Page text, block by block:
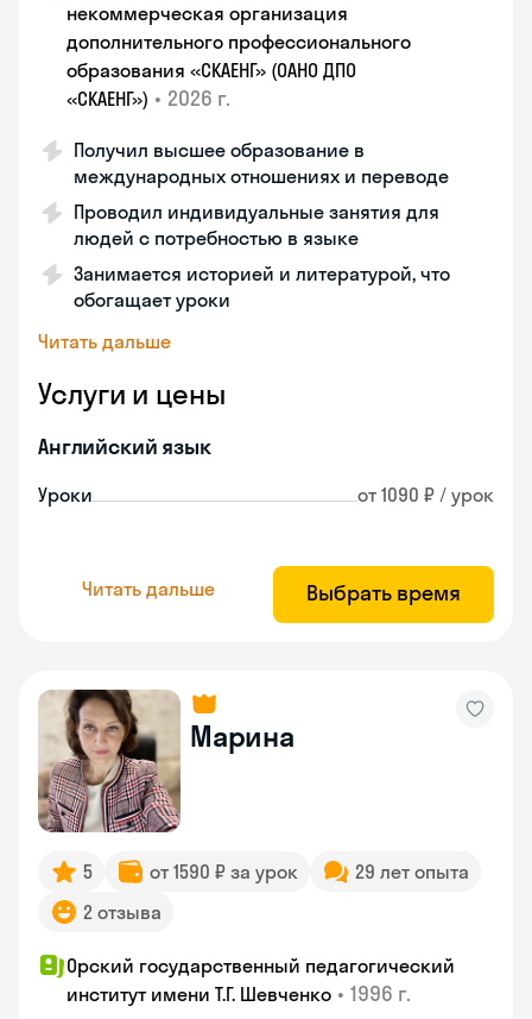
некоммерческая организация
дополнительного профессионального
образования «СКАЕНГ» (ОАНО ДПО
«СКАЕНГ») • 2026 г.
Получил высшее образование в
международных отношениях и переводе
Проводил индивидуальные занятия для
людей с потребностью в языке
Занимается историей и литературой, что
обогащает уроки
Читать дальше
Услуги и цены
Английский язык
Уроки от 1090 ₽ / урок
Читать дальше Выбрать время
Марина
5 от 1590 ₽ за урок
29 лет опыта
2 отзыва
Орский государственный педагогический
институт имени Т.Г. Шевченко • 1996 г.